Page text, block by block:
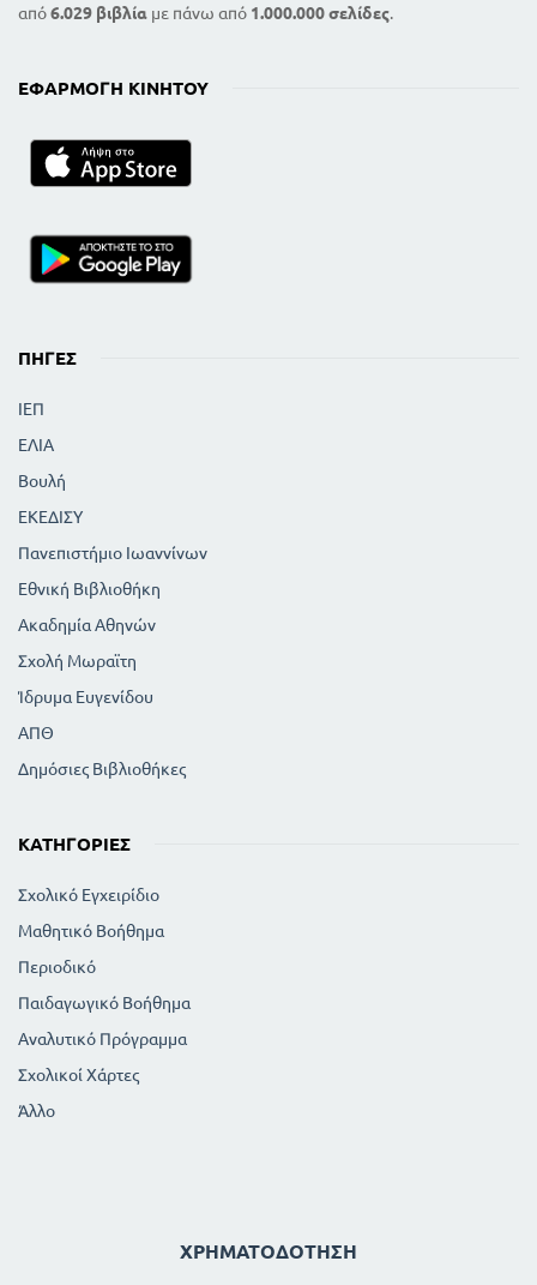
από6.029 βιβλία με πάνω από 1.000.000 σελίδες.
ΕΦΑΡΜΟΓΉ ΚΙΝΗΤΟΎ
ΠΗΓΈΣ
ΙΕΠ
ΕΛΙΑ
Βουλή
ΕΚΕΔΙΣΥ
Πανεπιστήμιο Ιωαννίνων
Εθνική Βιβλιοθήκη
Ακαδημία Αθηνών
Σχολή Μωραϊτη
Ίδρυμα Ευγενίδου
ΑΠΘ
Δημόσιες Βιβλιοθήκες
ΚΑΤΗΓΟΡΊΕΣ
Σχολικό Εγχειρίδιο
Μαθητικό Βοήθημα
Περιοδικό
Παιδαγωγικό Βοήθημα
Αναλυτικό Πρόγραμμα
Σχολικοί Χάρτες
Άλλο
ΧΡΗΜΑΤΟΔΌΤΗΣΗ